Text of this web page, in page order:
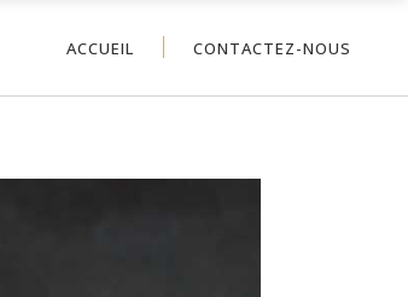
ACCUEIL CONTACTEZ-NOUS